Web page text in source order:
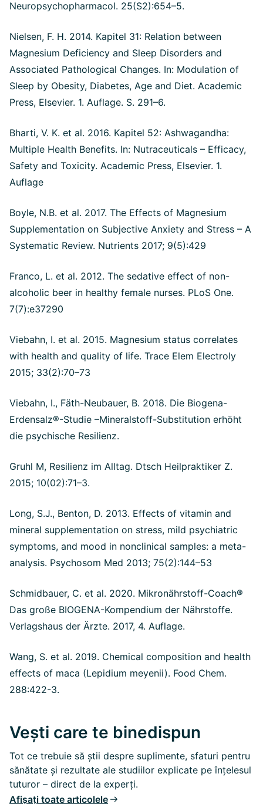
Neuropsychopharmacol. 25(S2):654–5.
Nielsen, F. H. 2014. Kapitel 31: Relation between
Magnesium Deficiency and Sleep Disorders and
Associated Pathological Changes. In: Modulation of
Sleep by Obesity, Diabetes, Age and Diet. Academic
Press, Elsevier. 1. Auflage. S. 291–6.
Bharti, V. K. et al. 2016. Kapitel 52: Ashwagandha:
Multiple Health Benefits. In: Nutraceuticals – Efficacy,
Safety and Toxicity. Academic Press, Elsevier. 1.
Auflage
Boyle, N.B. et al. 2017. The Effects of Magnesium
Supplementation on Subjective Anxiety and Stress – A
Systematic Review. Nutrients 2017; 9(5):429
Franco, L. et al. 2012. The sedative effect of non-
alcoholic beer in healthy female nurses. PLoS One.
7(7):e37290
Viebahn, I. et al. 2015. Magnesium status correlates
with health and quality of life. Trace Elem Electroly
2015; 33(2):70–73
Viebahn, I., Fäth-Neubauer, B. 2018. Die Biogena-
Erdensalz®-Studie –Mineralstoff-Substitution erhöht
die psychische Resilienz.
Gruhl M, Resilienz im Alltag. Dtsch Heilpraktiker Z.
2015; 10(02):71–3.
Long, S.J., Benton, D. 2013. Effects of vitamin and
mineral supplementation on stress, mild psychiatric
symptoms, and mood in nonclinical samples: a meta-
analysis. Psychosom Med 2013; 75(2):144–53
Schmidbauer, C. et al. 2020. Mikronährstoff-Coach®
Das große BIOGENA-Kompendium der Nährstoffe.
Verlagshaus der Ärzte. 2017, 4. Auflage.
Wang, S. et al. 2019. Chemical composition and health
effects of maca (Lepidium meyenii). Food Chem.
288:422-3.
Vești care te binedispun
Tot ce trebuie să știi despre suplimente, sfaturi pentru
sănătate și rezultate ale studiilor explicate pe înțelesul
tuturor – direct de la experți.
Afișați toate articolele